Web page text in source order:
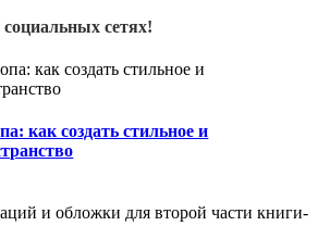
сетях!
как создать стильное и